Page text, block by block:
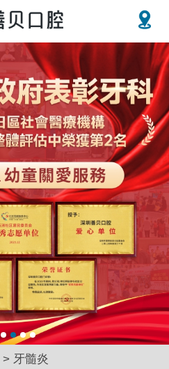
> 牙髓炎